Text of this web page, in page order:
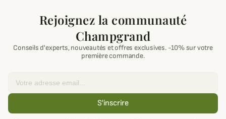
Rejoignez la communauté
Champgrand
Conseils d'experts, nouveautés et offres exclusives. -10% sur votre
première commande.
S'inscrire